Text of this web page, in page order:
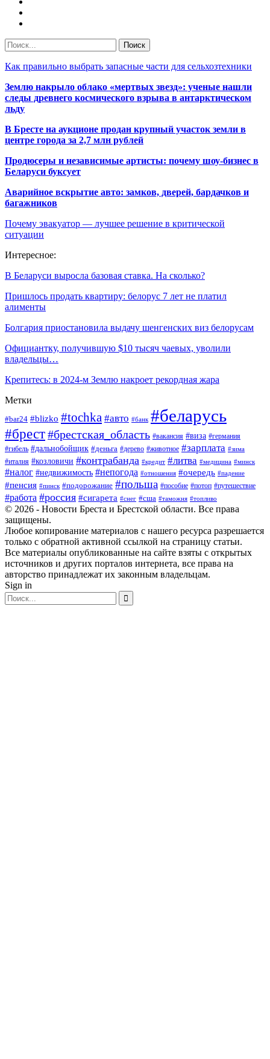
Как правильно выбрать запасные части для сельхозтехники
Землю накрыло облако «мертвых звезд»: ученые нашли
следы древнего космического взрыва в антарктическом
льду
В Бресте на аукционе продан крупный участок земли в
центре города за 2,7 млн рублей
Продюсеры и независимые артисты: почему шоу-бизнес в
Беларуси буксует
Аварийное вскрытие авто: замков, дверей, бардачков и
багажников
Почему эвакуатор — лучшее решение в критической
ситуации
Интересное:
В Беларуси выросла базовая ставка. На сколько?
Пришлось продать квартиру: белорус 7 лет не платил
алименты
Болгария приостановила выдачу шенгенских виз белорусам
Официантку, получившую $10 тысяч чаевых, уволили
владельцы…
Крепитесь: в 2024-м Землю накроет рекордная жара
Метки
#bar24 #blizko #tochka #авто #банк #беларусь
#брест#брестская_область #вакансия #виза #германия
#гибель #дальнобойщик #деньга #дерево #животное #зарплата #зима
#италия #козловичи #контрабанда #кредит #литва #медицина #минск
#налог #недвижимость #непогода #отношения #очередь #падение
#пенсия #пинск #подорожание #польша #пособие #потоп #путешествие
#работа #россия #сигарета #снег #сша #таможня #топливо
© 2026 - Новости Бреста и Брестской области. Все права
защищены.
Любое копирование материалов с нашего ресурса разрешается
только с обратной активной ссылкой на страницу статьи.
Все материалы опубликованные на сайте взяты с открытых
источников и других порталов интернета, все права на
авторство принадлежат их законным владельцам.
Sign in